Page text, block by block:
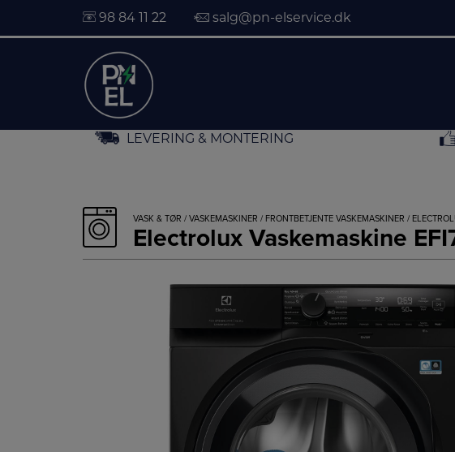
Hop
98 84 11 22 salg@pn-elservice.dk
LEVERING & MONTERING
VASK & TØR / VASKEMASKINER / FRONTBETJENTE VASKEMASKINER /
Electrolux Vaskemaskine